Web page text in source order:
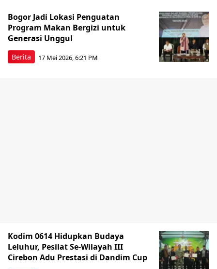
Berita
Bogor Jadi Lokasi Penguatan
Program Makan Bergizi untuk
Generasi Unggul
17 Mei 2026, 6:21 PM
Kodim 0614 Hidupkan Budaya
Leluhur, Pesilat Se-Wilayah III
Cirebon Adu Prestasi di Dandim Cup